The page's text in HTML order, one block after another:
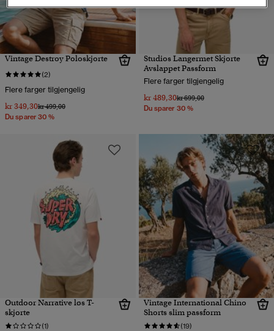
Vintage Destroy Poloskjorte
(2)
Flere farger tilgjengelig
kr 349,30Pris nedsatt fra
kr 499,00til
Du sparer 30 %
Studios Langermet Skjorte
Avslappet Passform
Flere farger tilgjengelig
kr 489,30Pris nedsatt fra
kr 699,00til
Du sparer 30 %
Outdoor Narrative løs T-
skjorte
(1)
Vintage International Chino
Shorts slim passform
(19)